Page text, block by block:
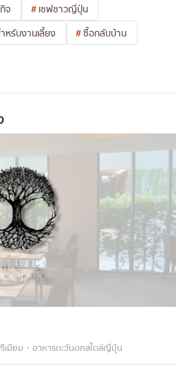
จ
เชฟชาวญี่ปุ่น
ำหรับงานเลี้ยง ซื้อกลับบ้าน
มียม・อาหารตะวันตกสไตล์ญี่ปุ่น